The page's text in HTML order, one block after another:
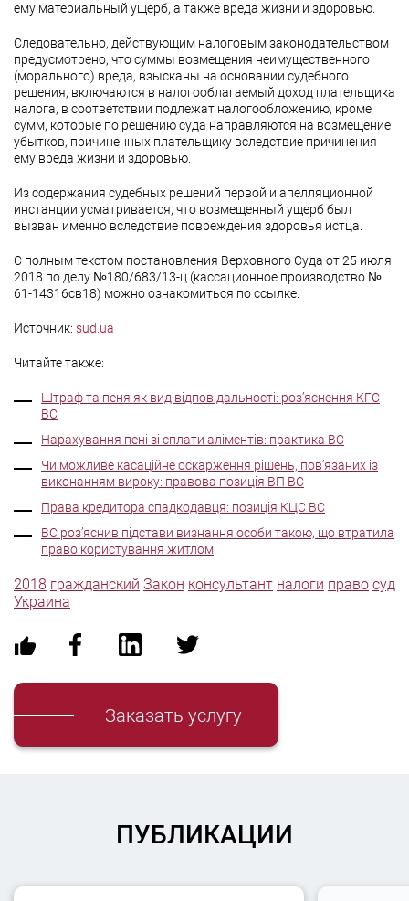
ему материальный ущерб, а также вреда жизни и здоровью.
Следовательно, действующим налоговым законодательством
предусмотрено, что суммы возмещения неимущественного
(морального) вреда, взысканы на основании судебного
решения, включаются в налогооблагаемый доход плательщика
налога, в соответствии подлежат налогообложению, кроме
сумм, которые по решению суда направляются на возмещение
убытков, причиненных плательщику вследствие причинения
ему вреда жизни и здоровью.
Из содержания судебных решений первой и апелляционной
инстанции усматривается, что возмещенный ущерб был
вызван именно вследствие повреждения здоровья истца.
С полным текстом постановления Верховного Суда от 25 июля
2018 по делу №180/683/13-ц (кассационное производство №
61-14316св18) можно ознакомиться по ссылке.
Источник: sud.ua
Читайте также:
Штраф та пеня як вид відповідальності: роз’яснення КГС
ВС
Нарахування пені зі сплати аліментів: практика ВС
Чи можливе касаційне оскарження рішень, пов’язаних із
виконанням вироку: правова позиція ВП ВС
Права кредитора спадкодавця: позиція КЦС ВС
ВС роз’яснив підстави визнання особи такою, що втратила
право користування житлом
2018 гражданский Закон консультант налоги право суд
Украина
Заказать услугу
ПУБЛИКАЦИИ